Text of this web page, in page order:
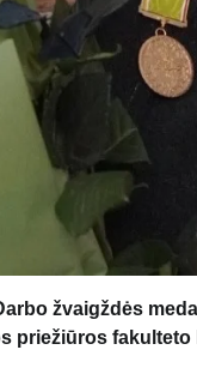
žvaigždės
priežiūros